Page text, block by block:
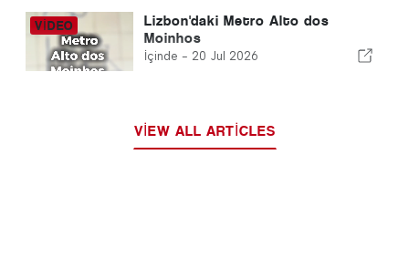
Lizbon'daki Metro Alto dos
Moinhos
İçinde - 20 Jul 2026
VIEW ALL ARTICLES